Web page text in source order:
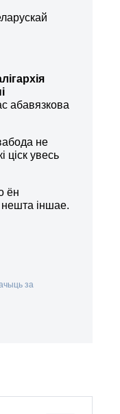
абавязкова
не
ціск увесь
ён
нешта іншае.
за